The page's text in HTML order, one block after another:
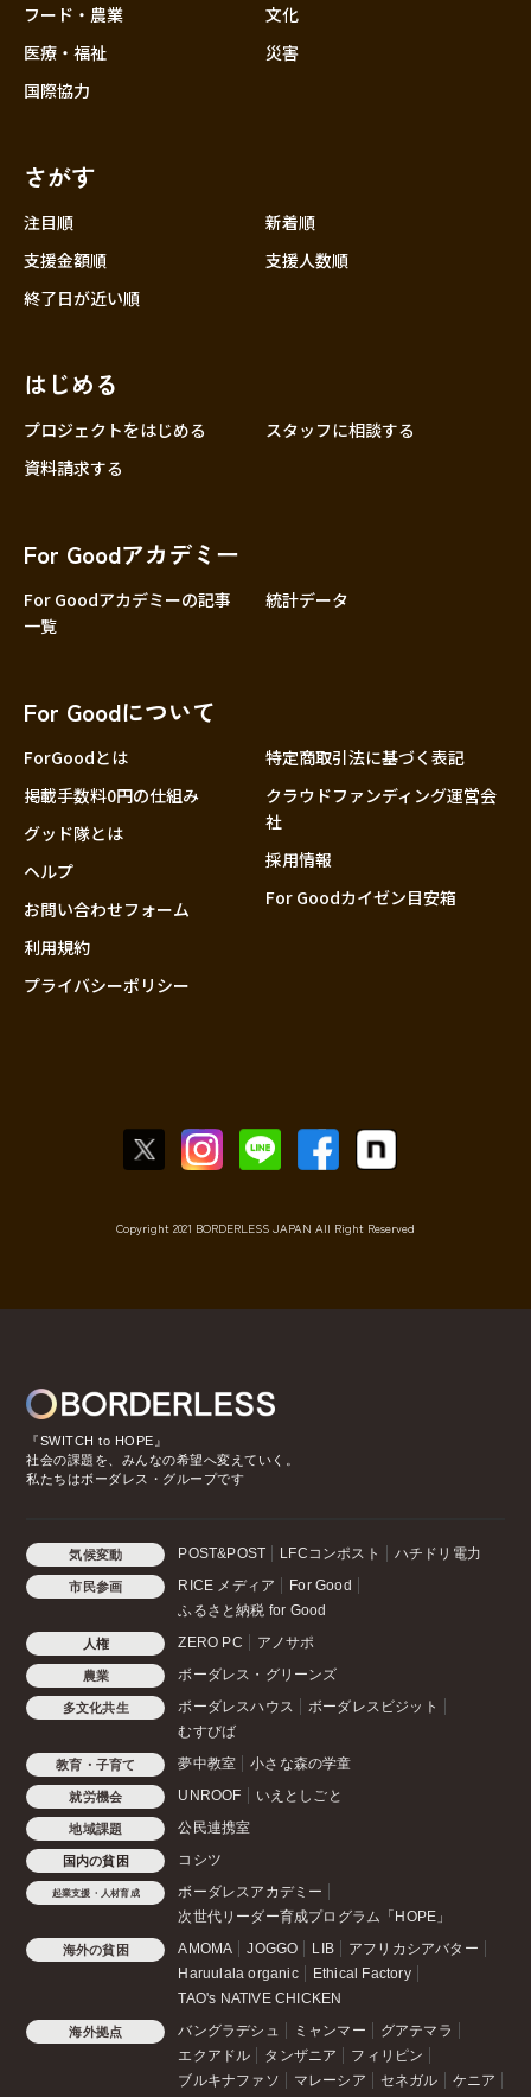
中国
大分
フード・農業
医療・福祉
国際協力
文化
災害
さがす
注目順
新着順
支援金額順
支援人数順
終了日が近い順
はじめる
プロジェクトをはじめる
スタッフに相談する
資料請求する
For Goodアカデミー
For Goodアカデミーの記事
一覧
統計データ
For Goodについて
ForGoodとは
掲載手数料0円の仕組み
グッド隊とは
ヘルプ
お問い合わせフォーム
利用規約
プライバシーポリシー
特定商取引法に基づく表記
クラウドファンディング運営会
社
採用情報
For Goodカイゼン目安箱
Copyright 2021 BORDERLESS JAPAN All Right Reserved
『SWITCH to HOPE』
社会の課題を、みんなの希望へ変えていく。
私たちはボーダレス・グループです
気候変動 POST&POST LFCコンポスト ハチドリ電力
市民参画 RICE メディア
For Good
ふるさと納税 for Good
人権 ZERO PC アノサポ
農業 ボーダレス・グリーンズ
多文化共生 ボーダレスハウス
ボーダレスビジット
むすびば
教育・子育て 夢中教室 小さな森の学童
就労機会 UNROOF いえとしごと
地域課題 公民連携室
国内の貧困 コシツ
起業支援・人材育成
ボーダレスアカデミー
次世代リーダー育成プログラム「HOPE」
海外の貧困 AMOMA JOGGO LIB
アフリカシアバター
Haruulala organic
Ethical Factory
TAO's NATIVE CHICKEN
海外拠点 バングラデシュ ミャンマー
グアテマラ
エクアドル
タンザニア
フィリピン
ブルキナファソ
マレーシア セネガル ケニア